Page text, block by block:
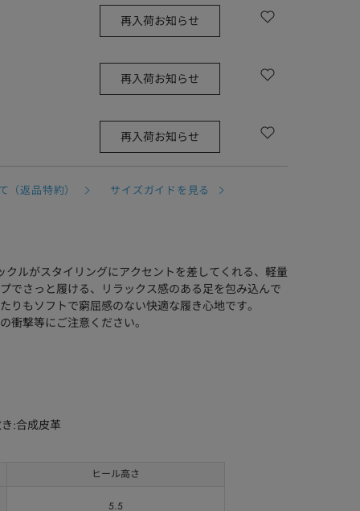
再入荷お知らせ
再入荷お知らせ
再入荷お知らせ
（返品特約）
サイズガイドを見る
クルがスタイリングにアクセントを差してくれる、軽量
でさっと履ける、リラックス感のある足を包み込んで
りもソフトで窮屈感のない快適な履き心地です。
撃等にご注意ください。
:合成皮革
ヒール高さ
5.5